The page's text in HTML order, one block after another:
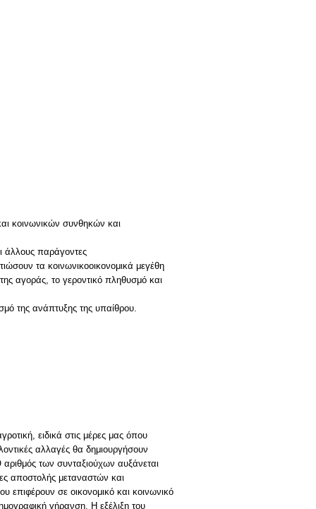
κοινωνικών συνθηκών και
άλλους παράγοντες
τα κοινωνικοοικονομικά μεγέθη
αγοράς, το γεροντικό πληθυσμό και
ειδικά στις μέρες μας όπου
αλλαγές θα δημιουργήσουν
των συνταξιούχων αυξάνεται
αποστολής μεταναστών και
σε οικονομικό και κοινωνικό
γήρανση. Η εξέλιξη του